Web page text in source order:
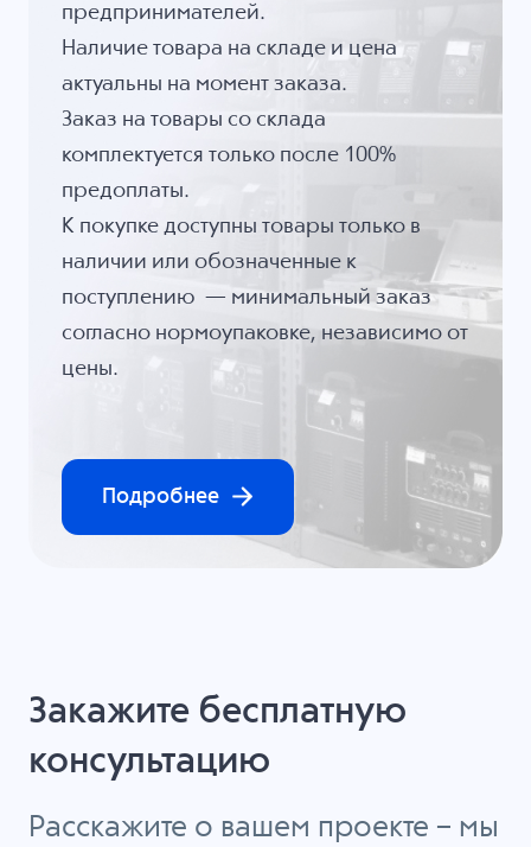
предпринимателей.
Наличие товара на складе и цена
актуальны на момент заказа.
Заказ на товары со склада
комплектуется только после 100%
предоплаты.
К покупке доступны товары только в
наличии или обозначенные к
поступлению — минимальный заказ
согласно нормоупаковке, независимо от
цены.
Подробнее
Закажите бесплатную
консультацию
Расскажите о вашем проекте – мы